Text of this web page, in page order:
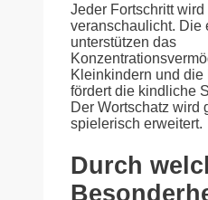
Jeder Fortschritt wird
veranschaulicht. Die
unterstützen das
Kleinkindern und
fördert die kindliche
Der Wortschatz wird
spielerisch erweitert.
Durch